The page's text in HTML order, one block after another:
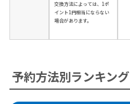
交換方法によっては、1ポ
イント1円相当にならない
場合があります。
予約方法別ランキング